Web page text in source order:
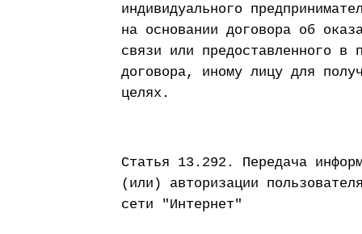
индивидуального
на основании договора об
связи или предоставленного в
договора, иному лицу для
целях.
Статья 13.292. Передача
(или) авторизации
сети "Интернет"